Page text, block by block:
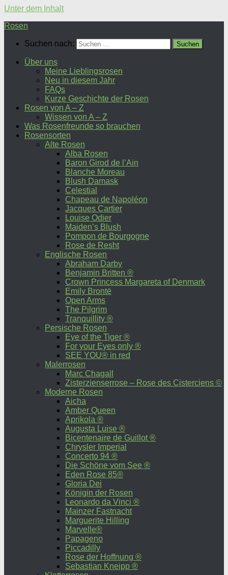
Unter dem Inhalt
Rosen
Suchen nach:
Über uns
Meine Lieblingsrosen
Neu in diesem Jahr
FAQs
Kurze Geschichte der Rosen
Rosen von A – Z
Wissen von A – Z
Was Rosenfreunde so brauchen
Rosensorten
Alte Rosen
Alba Rosen
Baron Girod de l’Ain
Blanche Moreau
Blush Damask
Celestial
Chapeau de Napoléon
Jacques Cartier
Louise Odier
Maiden’s Blush
Pompon de Bourgogne
Rose de Resht
Englische Rosen
Abraham Darby
Benjamin Britten ®
Crown Princess Margareta of Denmark
Emily Brontë
Open Arms
The Pilgrim
Tranquillity ®
Persische Rosen
Eye of the Tiger ®
For your Eyes only ®
SEE YOU® in red
Malerrosen
Marc Chagall
Zisterzienserrose – Rose des Cisterciens ©
Moderne Rosen
Aicha
Amber Queen
Aprikola ®
Augusta Luise ®
Bicentenaire de Guillot ®
Chrysler Imperial
Concerto 94 ®
Die Schöne vom See ®
Eden Rose 85®
Gloria Dei
Königin der Rosen
Leonardo da Vinci ®
Mainzer Fastnacht
Marguerite Hilling
Marvelle®
Papageno
Piccadilly
Rose der Hoffnung ®
Sebastian Kneipp ®